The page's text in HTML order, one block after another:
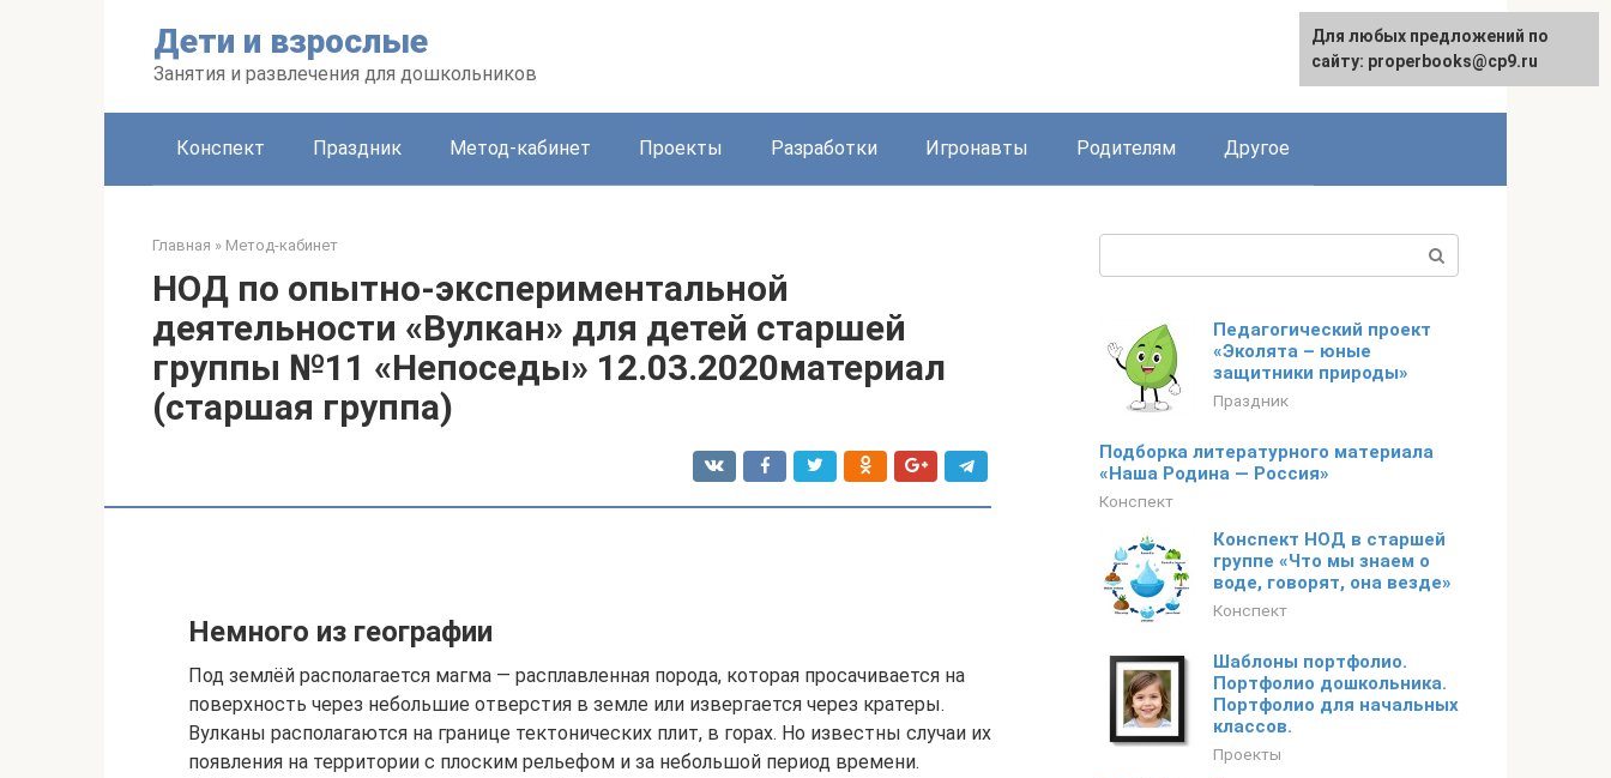
Дети и взрослые
Занятия и развлечения для дошкольников
English
Конспект Праздник Метод-кабинет Проекты Разработки Игронавты Родителям Другое
Главная » Метод-кабинет
НОД по опытно-экспериментальной
деятельности «Вулкан» для детей старшей
группы №11 «Непоседы» 12.03.2020материал
(старшая группа)
Немного из географии
Под землёй располагается магма — расплавленная порода, которая просачивается на
поверхность через небольшие отверстия в земле или извергается через кратеры.
Вулканы располагаются на границе тектонических плит, в горах. Но известны случаи их
появления на территории с плоским рельефом и за небольшой период времени.
Педагогический проект
«Эколята – юные
защитники природы»
Праздник
Подборка литературного материала
«Наша Родина — Россия»
Конспект
Конспект НОД в старшей
группе «Что мы знаем о
воде, говорят, она везде»
Конспект
Шаблоны портфолио.
Портфолио дошкольника.
Портфолио для начальных
классов.
Проекты
Для любых предложений по
сайту: properbooks@cp9.ru